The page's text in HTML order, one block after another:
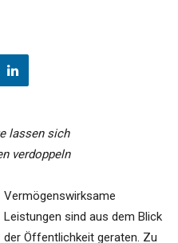
lassen sich
verdoppeln
Vermögenswirksame
Leistungen sind aus dem Blick
der Öffentlichkeit geraten. Zu